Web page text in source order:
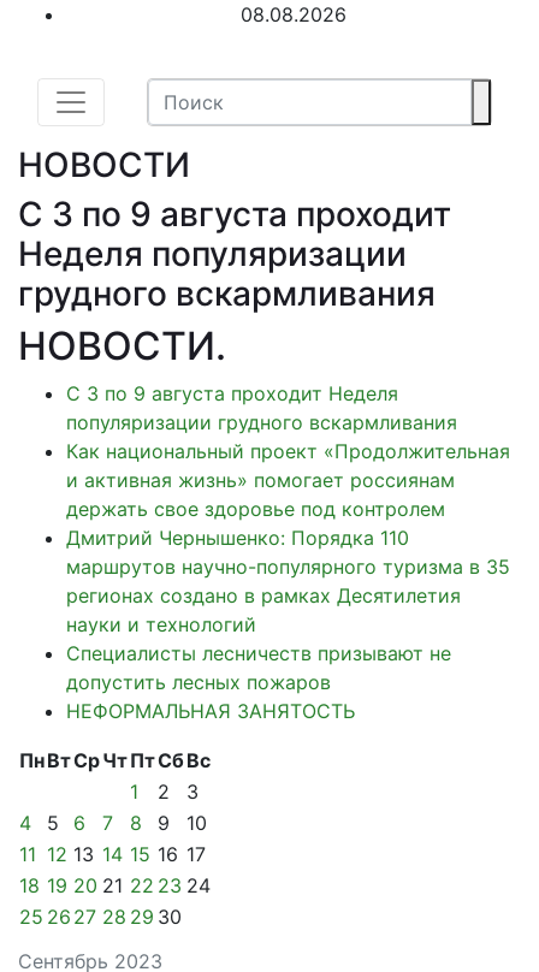
08.08.2026
НОВОСТИ
С 3 по 9 августа проходит
Неделя популяризации
грудного вскармливания
НОВОСТИ.
С 3 по 9 августа проходит Неделя
популяризации грудного вскармливания
Как национальный проект «Продолжительная
и активная жизнь» помогает россиянам
держать свое здоровье под контролем
Дмитрий Чернышенко: Порядка 110
маршрутов научно-популярного туризма в 35
регионах создано в рамках Десятилетия
науки и технологий
Специалисты лесничеств призывают не
допустить лесных пожаров
НЕФОРМАЛЬНАЯ ЗАНЯТОСТЬ
Сентябрь 2023
ПнВтСрЧтПтСбВс
1
2
3
4
5 6 7 8 9
10
11 12 13 14 15 16 17
18 19 20 21 22 23 24
25 26 27 28 29 30